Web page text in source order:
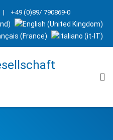
| +49 (0)89/ 790869-0